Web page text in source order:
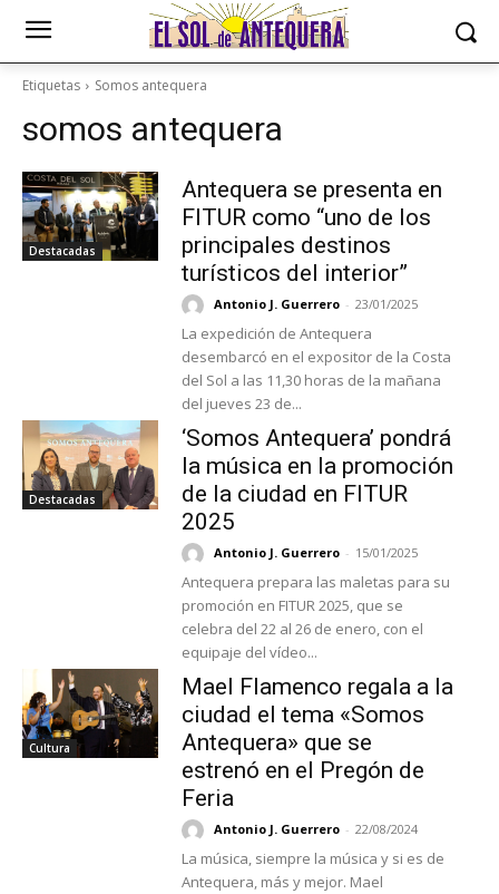
Etiquetas Somos antequera
somos antequera
Destacadas
Antequera se presenta en
FITUR como “uno de los
principales destinos
turísticos del interior”
Antonio J. Guerrero - 23/01/2025
La expedición de Antequera
desembarcó en el expositor de la Costa
del Sol a las 11,30 horas de la mañana
del jueves 23 de...
Destacadas
‘Somos Antequera’ pondrá
la música en la promoción
de la ciudad en FITUR
2025
Antonio J. Guerrero - 15/01/2025
Antequera prepara las maletas para su
promoción en FITUR 2025, que se
celebra del 22 al 26 de enero, con el
equipaje del vídeo...
Cultura
Mael Flamenco regala a la
ciudad el tema «Somos
Antequera» que se
estrenó en el Pregón de
Feria
Antonio J. Guerrero - 22/08/2024
La música, siempre la música y si es de
Antequera, más y mejor. Mael